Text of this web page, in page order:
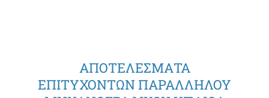
ΑΠΟΤΕΛΕΣΜΑΤΑ
ΕΠΙΤΥΧΟΝΤΩΝ ΠΑΡΑΛΛΗΛΟΥ